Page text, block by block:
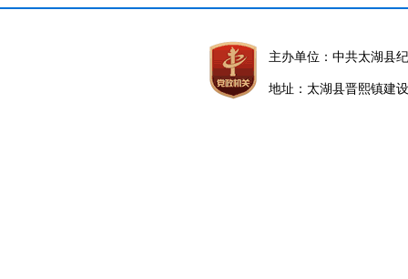
主办单位：中共太湖县
地址：太湖县晋熙镇建